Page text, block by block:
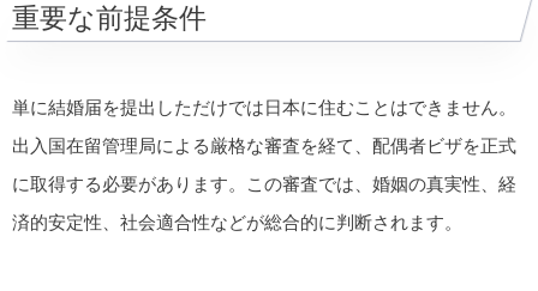
重要な前提条件
単に結婚届を提出しただけでは日本に住むことはできません。
出入国在留管理局による厳格な審査を経て、配偶者ビザを正式
に取得する必要があります。この審査では、婚姻の真実性、経
済的安定性、社会適合性などが総合的に判断されます。